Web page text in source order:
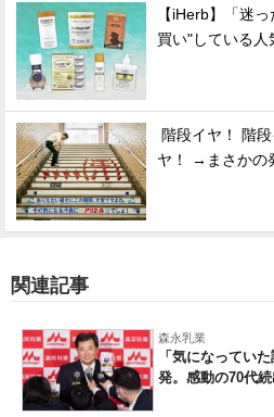
【iHerb】「迷
買い"している人
階段イヤ！ 階
ヤ！ →まさかの
関連記事
森永乳業
「気になってい
発。感動の70代続